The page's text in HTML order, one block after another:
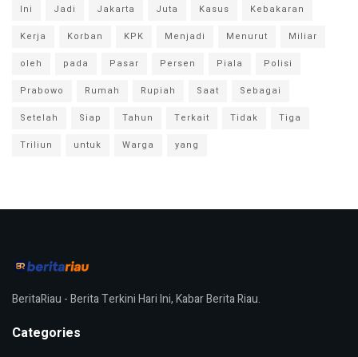
Ini
Jadi Jakarta Juta Kasus
Kebakaran
Kerja
Korban KPK Menjadi Menurut
Miliar
oleh
pada Pasar Persen Piala
Polisi
Prabowo
Rumah Rupiah Saat
Sebagai
Setelah
Siap Tahun Terkait Tidak
Tiga
Triliun
untuk Warga yang
BeritaRiau - Berita Terkini Hari Ini, Kabar Berita Riau.
Categories